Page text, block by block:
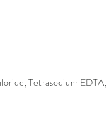
Tetrasodium EDTA,